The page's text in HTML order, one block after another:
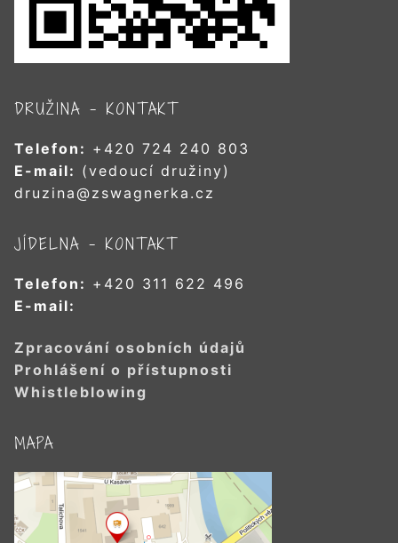
DRUŽINA – KONTAKT
Telefon: +420 724 240 803
E-mail: (vedoucí družiny)
druzina@zswagnerka.cz
JÍDELNA – KONTAKT
Telefon: +420 311 622 496
E-mail:
Zpracování osobních údajů
Prohlášení o přístupnosti
Whistleblowing
MAPA